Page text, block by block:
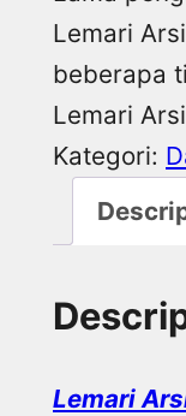
Lemari
beberapa
Lemari
Kategori:
Lemari